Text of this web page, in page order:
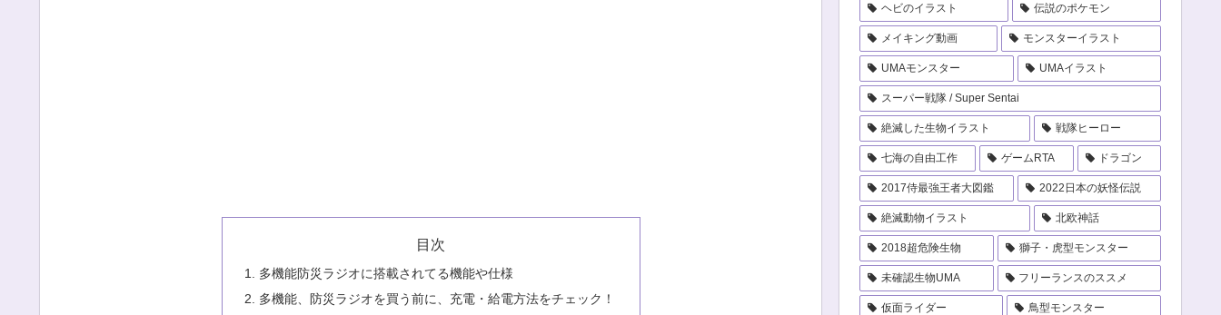
目次
多機能防災ラジオに搭載されてる機能や仕様
多機能、防災ラジオを買う前に、充電・給電方法をチェック！
ヘビのイラスト 伝説のポケモン
メイキング動画 モンスターイラスト
UMAモンスター UMAイラスト
スーパー戦隊 / Super Sentai
絶滅した生物イラスト 戦隊ヒーロー
七海の自由工作 ゲームRTA ドラゴン
2017侍最強王者大図鑑 2022日本の妖怪伝説
絶滅動物イラスト 北欧神話
2018超危険生物 獅子・虎型モンスター
未確認生物UMA フリーランスのススメ
仮面ライダー 鳥型モンスター